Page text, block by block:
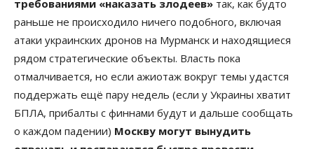
требованиями «наказать злодеев» так, как будто
раньше не происходило ничего подобного, включая
атаки украинских дронов на Мурманск и находящиеся
рядом стратегические объекты. Власть пока
отмалчивается, но если ажиотаж вокруг темы удастся
поддержать ещё пару недель (если у Украины хватит
БПЛА, прибалты с финнами будут и дальше сообщать
о каждом падении) Москву могут вынудить